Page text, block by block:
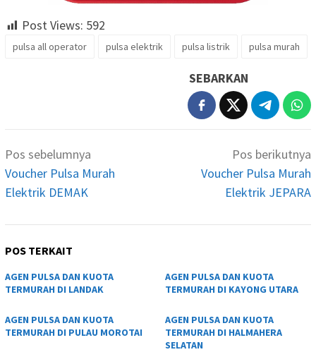
Post Views: 592
pulsa all operator pulsa elektrik pulsa listrik pulsa murah
SEBARKAN
Navigasi
pos
Pos sebelumnya
Voucher Pulsa Murah
Elektrik DEMAK
Pos berikutnya
Voucher Pulsa Murah
Elektrik JEPARA
POS TERKAIT
AGEN PULSA DAN KUOTA
TERMURAH DI LANDAK
AGEN PULSA DAN KUOTA
TERMURAH DI KAYONG UTARA
AGEN PULSA DAN KUOTA
TERMURAH DI PULAU MOROTAI
AGEN PULSA DAN KUOTA
TERMURAH DI HALMAHERA
SELATAN